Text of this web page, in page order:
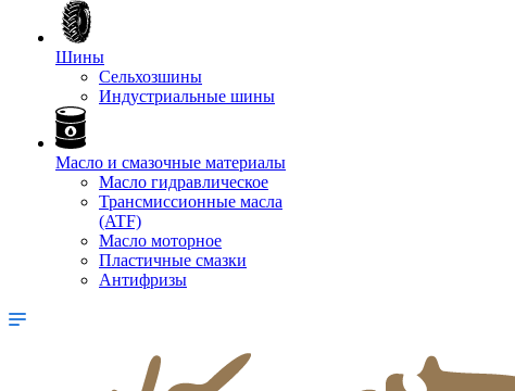
Шины
Сельхозшины
Индустриальные шины
Масло и смазочные материалы
Масло гидравлическое
Трансмиссионные масла
(ATF)
Масло моторное
Пластичные смазки
Антифризы